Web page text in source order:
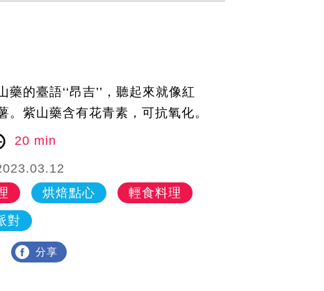
的臺語‘‘昂吉’’，聽起來就像紅
。紫山藥含有花青素，可抗氧化。
20 min
烘焙點心
輕食料理
對
分享